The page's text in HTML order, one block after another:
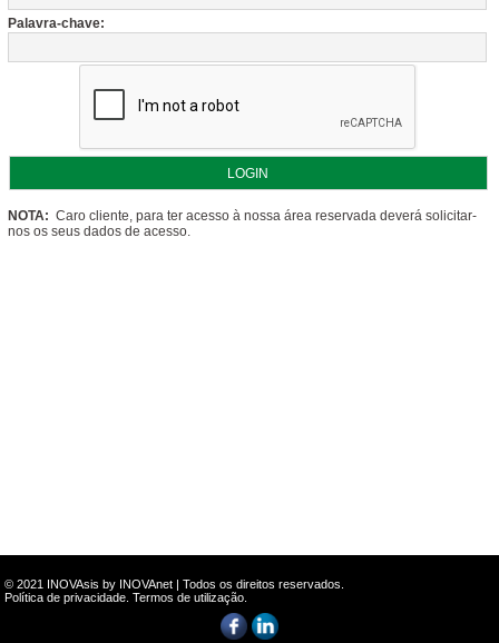
Palavra-chave:
NOTA: Caro cliente, para ter acesso à nossa área reservada deverá solicitar-
nos os seus dados de acesso.
© 2021 INOVAsis by INOVAnet | Todos os direitos reservados.
Política de privacidade .Termos de utilização